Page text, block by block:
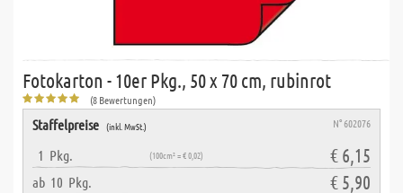
Fotokarton - 10er Pkg., 50 x 70 cm, rubinrot
(8 Bewertungen)
Staffelpreise (inkl. MwSt.) N° 602076
1 Pkg. (100cm² = € 0,02) € 6,15
ab 10 Pkg. € 5,90